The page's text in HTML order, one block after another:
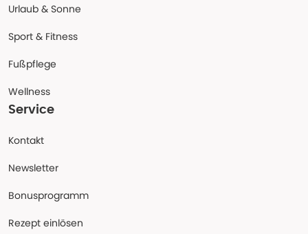
Urlaub & Sonne
Sport & Fitness
Fußpflege
Wellness
Service
Kontakt
Newsletter
Bonusprogramm
Rezept einlösen